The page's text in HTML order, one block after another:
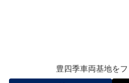
豊四季車両基地を